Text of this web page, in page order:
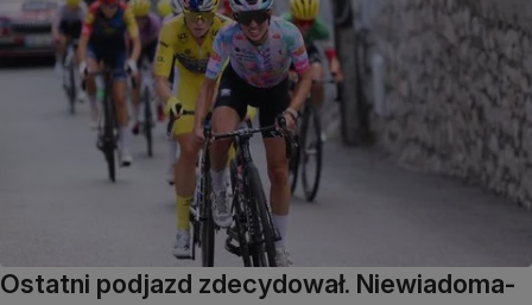
Ostatni podjazd zdecydował. Niewiadoma-